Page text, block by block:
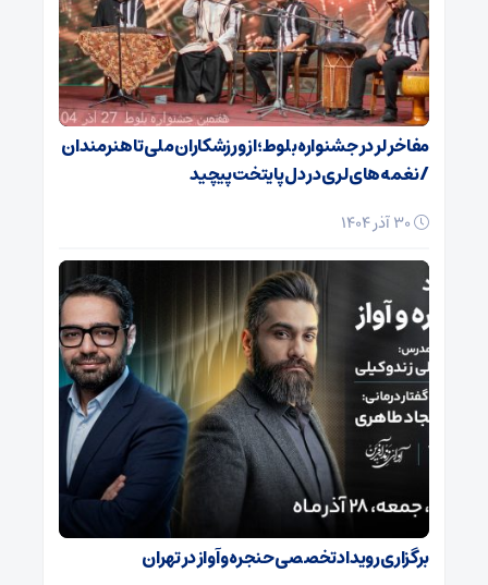
مفاخر لر در جشنواره بلوط؛ از ورزشکاران ملی تا هنرمندان
/ نغمه‌های لری در دل پایتخت پیچید
برگزاری رویداد تخصصی حنجره و آواز در تهران